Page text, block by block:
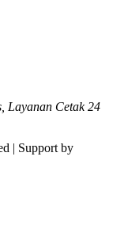
Layanan Cetak 24
| Support by